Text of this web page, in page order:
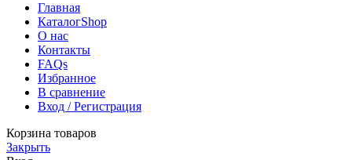
Главная
КаталогShop
О нас
Контакты
FAQs
Избранное
В сравнение
Вход / Регистрация
Корзина товаров
Закрыть